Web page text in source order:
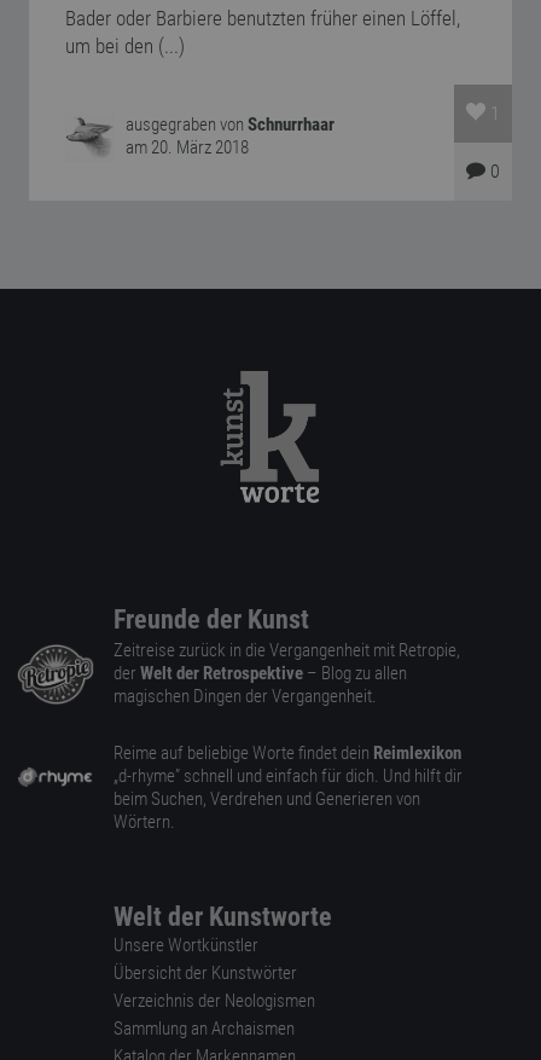
Bader oder Barbiere benutzten früher einen Löffel,
um bei den (...)
ausgegraben vonSchnurrhaar
am 20. März 2018
1
0
Freunde der Kunst
Zeitreise zurück in die Vergangenheit mit Retropie,
der Welt der Retrospektive – Blog zu allen
magischen Dingen der Vergangenheit.
Reime auf beliebige Worte findet dein Reimlexikon
„d-rhyme” schnell und einfach für dich. Und hilft dir
beim Suchen, Verdrehen und Generieren von
Wörtern.
Welt der Kunstworte
Unsere Wortkünstler
Übersicht der Kunstwörter
Verzeichnis der Neologismen
Sammlung an Archaismen